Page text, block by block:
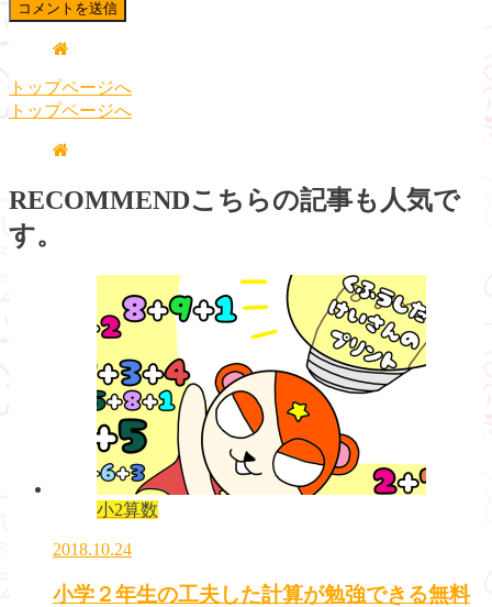
トップページへ
トップページへ
RECOMMENDこちらの記事も人気で
す。
小2算数
2018.10.24
小学２年生の工夫した計算が勉強できる無料